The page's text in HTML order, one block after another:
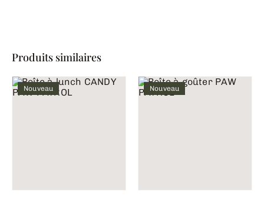
Produits similaires
Nouveau Nouveau